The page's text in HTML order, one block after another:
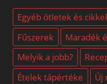
Egyéb ötletek és
Fűszerek
Maradék
Melyik a jobb?
Ételek tápértéke
Új